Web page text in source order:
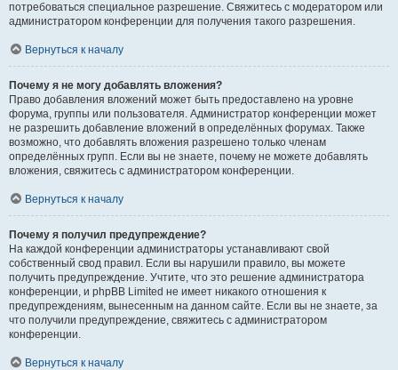
потребоваться специальное разрешение. Свяжитесь с модератором или
администратором конференции для получения такого разрешения.
Вернуться к началу
Почему я не могу добавлять вложения?
Право добавления вложений может быть предоставлено на уровне
форума, группы или пользователя. Администратор конференции может
не разрешить добавление вложений в определённых форумах. Также
возможно, что добавлять вложения разрешено только членам
определённых групп. Если вы не знаете, почему не можете добавлять
вложения, свяжитесь с администратором конференции.
Вернуться к началу
Почему я получил предупреждение?
На каждой конференции администраторы устанавливают свой
собственный свод правил. Если вы нарушили правило, вы можете
получить предупреждение. Учтите, что это решение администратора
конференции, и phpBB Limited не имеет никакого отношения к
предупреждениям, вынесенным на данном сайте. Если вы не знаете, за
что получили предупреждение, свяжитесь с администратором
конференции.
Вернуться к началу